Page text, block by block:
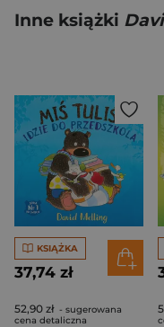
Inne książki
KSIĄŻKA
37,74 zł
52,90 zł - sugerowana
cena detaliczna